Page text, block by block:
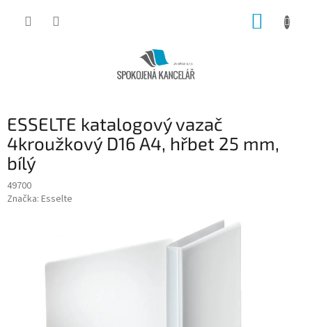
ESSELTE katalogový vazač
4kroužkový D16 A4, hřbet 25 mm,
bílý
49700
Značka: Esselte